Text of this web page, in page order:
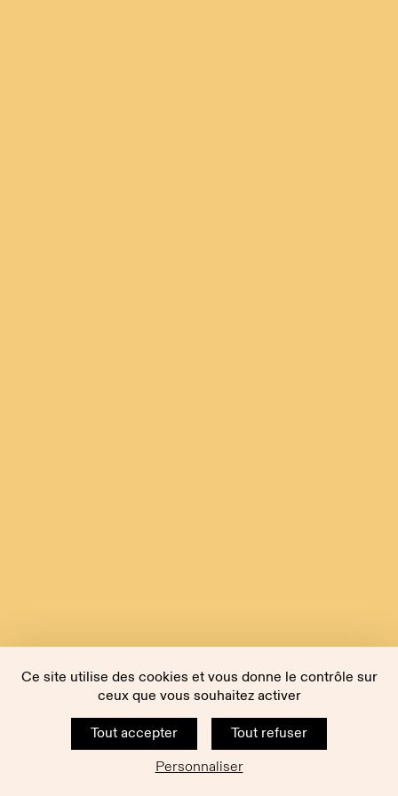
Ce site utilise des cookies et vous donne le contrôle sur
ceux que vous souhaitez activer
Tout accepter
Tout refuser
Personnaliser